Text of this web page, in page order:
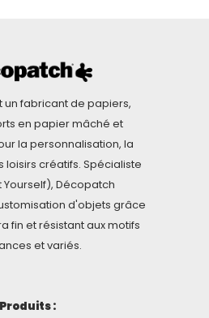
un fabricant de papiers,
en papier mâché et
la personnalisation, la
loisirs créatifs. Spécialiste
Yourself), Décopatch
d'objets grâce
fin et résistant aux motifs
et variés.
Produits :